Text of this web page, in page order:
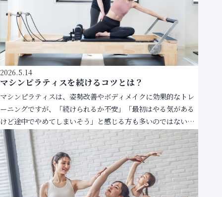
2026.5.14
マシンピラティスを続けるコツとは？
マシンピラティスは、姿勢改善やボディメイクに効果的なトレ
ーニングですが、「続けられるか不安」「最初はやる気がある
けど途中でやめてしまいそう」と感じる方も多いのではないで
しょうか。実は、効果を実感できるかどうかは“継続”が […]